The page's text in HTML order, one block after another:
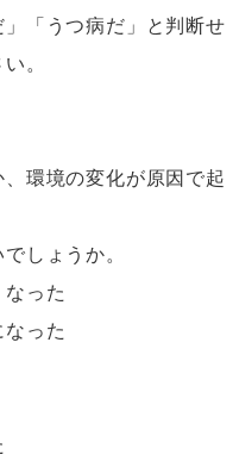
「うつ病だ」と判断せ
。
環境の変化が原因で起
しょうか。
なった
なった